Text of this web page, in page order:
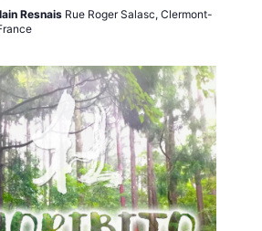
Resnais Rue Roger Salasc, Clermont-